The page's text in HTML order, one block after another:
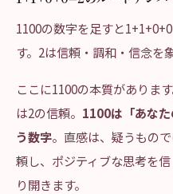
1100の数字を足すと
す。2は信頼・調和・信念を
ここに1100の本質がありま
は2の信頼。 1100は「あな
う数字。直感は、疑うもの
頼し、ポジティブな思考を
り開きます。